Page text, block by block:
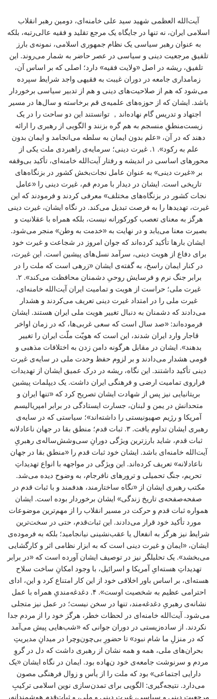
آیت‌الله العظمی شهید سید علی خامنه‌ای، دومین رهبر انقلاب
اسلامی ایران، نه تنها در جایگاه یک مرجع تقلید و فقیه عالی‌رتبه، بلکه
به عنوان رهبر سیاسی یک نظام جمهوری اسلامی، نمونه‌ی بارز
تلفیق مرجعیت دینی و سیاسی در عصر حاضر به شمار می‌روند. این
تلفیق، ریشه در اصل «ولایت فقیه» دارد؛ اصلی که بر اساس آن،
زمامداری جامعه در دوران غیبت به فقیهی واجد شرایط سپرده
می‌شود که هم از صلاحیت‌های دینی و هم از تدبیر سیاسی برخوردار
باشد. ایشان که از حوزه‌های علمیه‌ی قم برخاسته و سال‌ها در مسیر
اجتهاد و تدریس گام نهاده‌اند， توانستند این دو ساحت را در یک
زیست‌منطقِ منسجم به هم گره بزنند و الگویی از رهبری را ارائه
دهند که در آن، «علم بدون ایمان به سلطه می‌انجامد و ایمان بدون
علم به رکود». ۱. غیرت دینی؛ سرمایه‌ی راهبردی ملت یکی از
محورهای اساسی در اندیشه و رفتار آیت‌الله خامنه‌ای، تأکید بی‌وقفه
بر «غیرت دینی» به عنوان عامل نجات‌بخش کشور در بزنگاه‌های
تاریخی است. ایشان در دیدار با مردم قم، غیرت دینی را «عامل
نجات کشور در بزنگاه‌های مختلف» معرفی کردند و فرمودند که این
غیرت، تهدیدها را به فرصت تبدیل می‌کند. در نگاه ایشان، غیرت دینی
هرگز به معنای تعصب کورکورانه نیست، بلکه همراه با عقلانیت و
بصیرت معنا می‌یابد و در نهایت به «خدمت به وطن» منجر می‌شود.
ایشان بارها تأکید کرده‌اند که جوان امروز در شجاعت و غیرت خود
برای دفاع از هویت دینی، سرآمد نسل‌های پیشین است. این غیرت،
در کنار ایمان راسخ، به گفته‌ی ایشان «زرهی است که ملت را در
برابر جنگ نرم و فرسایش روحیِ دشمنان محافظت می‌کند». ۲.
غیرت ملی؛ حراست از هویت و تمامیت ایران آیت‌الله خامنه‌ای،
غیرت ملی را در امتداد غیرت دینی تعریف می‌کردند و هشدار
می‌دادند که دشمنان به دنبال تغییر هویت ملی ایران هستند. ایشان
فرموده‌اند: «صد سال است که سعی غربی‌ها، که در زمان اواخر
قاجار وارد ایران شدند، این است که هویّت ملّت ایران را تغییر
بدهند». ایشان در مقابل هرگونه دامن زدن به اختلافات مذهبی و
قومی هشدار می‌دادند و بر لزوم حفظ وحدت ملی در سایه‌ی غیرت
دینی تأکید داشتند. این نگاه، ریشه در درک عمیق ایشان از تهدیدات
فراروی تمامیت ارضی و فرهنگی ایران داشت. یک دیپلمات پیشین
بریتانیایی نیز پس از شهادت ایشان تصریح کرد که «تنها ایران و
متحدانش در یمن و لبنان، جسارت ایستادگی در برابر امپریالیسم
آمریکا و رژیم صهیونیستی را داشته‌اند»؛ سیاستی که در سایه‌ی
رهبری ایشان تداوم یافت. ۳. ثبات قدم؛ منطق بقا در جهان ناعادلانه
ثبات قدم، شاید بارزترین ویژگی دورانِ سی‌وشش‌ساله‌ی رهبریِ
آیت‌الله خامنه‌ای باشد. ایشان خود ثبات قدم را «منطق بقا در جهان
ناعادلانه» تعریف کرده‌اند. این ویژگی در مواجهه با انواع تهدیداتِ
تحریم، جنگ تحمیلی و ترورهای نافرجام، به وضوح دیده می‌شد.
مکتب رهبری ایشان از «نگاه ساختارمند، هدفمند و با ثبات قدم در
صفحه‌صفحه‌ی تاریخ زندگی» ایشان برخوردار بوده است. ایشان
همواره ثبات قدم و حرکت در مسیر انقلاب را از مهم‌ترین موضوعات
مورد تأکید خود قرار می‌دادند. این ثبات‌قدم، حتی در سخت‌ترین
شرایط نیز هرگز به انفعال یا عقب‌نشینی نیانجامید؛ بلکه به فرموده‌ی
ایشان، «ایمان و غیرت دینی است که به ابزار نظامی اثر و کارگشایی
می‌بخشد». یک تحلیلگر نیز در توصیف ایشان آورده است که «در برابر
تهدیداتِ هسته‌ایِ آمریکا و اسرائیل، با وجود امکانِ ساخت سلاح
هسته‌ای، بر اساس باور اخلاقی خود از این کار امتناع کرد و این، ادای
احترامی عظیم به شخصیت اوست». ۴. دغدغه‌مندیِ همراه با عمل
نشانه‌ی رهبریِ دغدغه‌مند، تنها در سخن نیست؛ در عمل نیز متجلی
می‌شود. آیت‌الله خامنه‌ای در لحظات خطر، هرگز خود را از مردم جدا
نکردند. از ساده‌زیستی در دوران جوانی که «شب‌هایی پیش می‌آمد
که در منزلِ ما شام نبود» تا حضورِ بی‌چون‌وچرا در میدانِ مدیریتِ
بحران‌های ملی، همه و همه نشان از رهبری داشت که دل در گروِ
مردم و سرنوشت جامعه‌ی خود نهاده بود. ایمان در نگاه ایشان «یک
دارایی اجتماعی» بود که ملت را از یأس و زوال فرهنگی مصون
می‌دارد. نتیجه‌گیری: الگویی برای تمدن‌سازی نوین اسلامی ترکیبِ
مرجعیت دینی و سیاسی، غیرت دینی و ملی، و ثبات‌قدمِ هوشمندانه،